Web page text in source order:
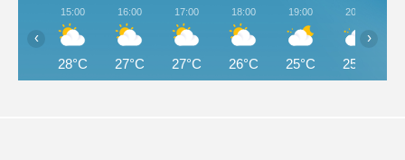
15:00
28°C
16:00
27°C
17:00
27°C
18:00
26°C
19:00
25°C
20:00
25°C
‹ ›